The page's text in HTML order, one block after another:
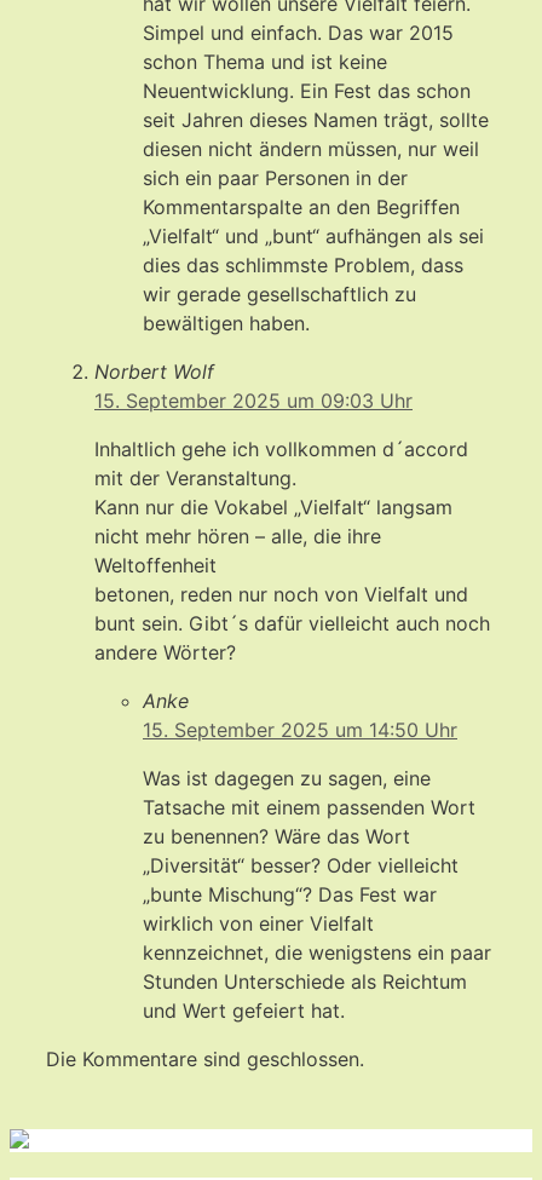
Simpel und einfach. Das war 2015
schon Thema und ist keine
Neuentwicklung. Ein Fest das schon
seit Jahren dieses Namen trägt, sollte
diesen nicht ändern müssen, nur weil
sich ein paar Personen in der
Kommentarspalte an den Begriffen
„Vielfalt“ und „bunt“ aufhängen als sei
dies das schlimmste Problem, dass
wir gerade gesellschaftlich zu
bewältigen haben.
Norbert Wolf
15. September 2025 um 09:03 Uhr
Inhaltlich gehe ich vollkommen d´accord
mit der Veranstaltung.
Kann nur die Vokabel „Vielfalt“ langsam
nicht mehr hören – alle, die ihre
Weltoffenheit
betonen, reden nur noch von Vielfalt und
bunt sein. Gibt´s dafür vielleicht auch noch
andere Wörter?
Anke
15. September 2025 um 14:50 Uhr
Was ist dagegen zu sagen, eine
Tatsache mit einem passenden Wort
zu benennen? Wäre das Wort
„Diversität“ besser? Oder vielleicht
„bunte Mischung“? Das Fest war
wirklich von einer Vielfalt
kennzeichnet, die wenigstens ein paar
Stunden Unterschiede als Reichtum
und Wert gefeiert hat.
Die Kommentare sind geschlossen.